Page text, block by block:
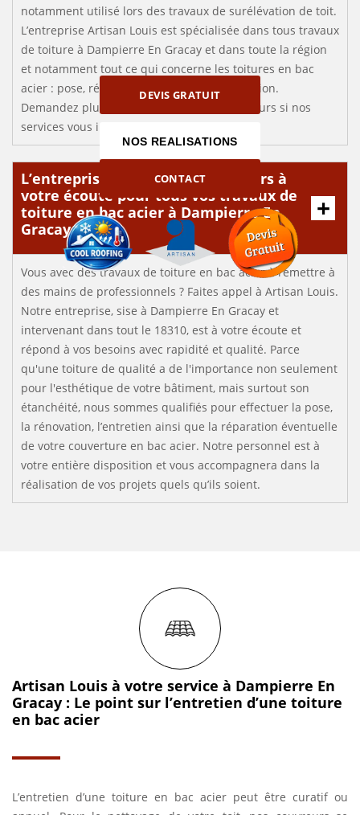
DEVIS GRATUIT
NOS REALISATIONS
CONTACT
notamment utilisé lors des travaux de surélévation de toit.
L’entreprise Artisan Louis est spécialisée dans tous travaux
de toiture à Dampierre En Gracay et dans toute la région
et notamment tout ce qui concerne les toitures en bac
acier : pose, rénovation, entretien et réparation.
Demandez plus d'informations à nos couvreurs si nos
services vous intéressent.
L’entreprise Artisan Louis toujours à
votre écoute pour tous vos travaux de
toiture en bac acier à Dampierre En
Gracay
Vous avec des travaux de toiture en bac acier à remettre à
des mains de professionnels ? Faites appel à Artisan Louis.
Notre entreprise, sise à Dampierre En Gracay et
intervenant dans tout le 18310, est à votre écoute et
répond à vos besoins avec rapidité et qualité. Parce
qu'une toiture de qualité a de l'importance non seulement
pour l'esthétique de votre bâtiment, mais surtout son
étanchéité, nous sommes qualifiés pour effectuer la pose,
la rénovation, l’entretien ainsi que la réparation éventuelle
de votre couverture en bac acier. Notre personnel est à
votre entière disposition et vous accompagnera dans la
réalisation de vos projets quels qu’ils soient.
Artisan Louis à votre service à Dampierre En
Gracay : Le point sur l’entretien d’une toiture
en bac acier
L’entretien d’une toiture en bac acier peut être curatif ou